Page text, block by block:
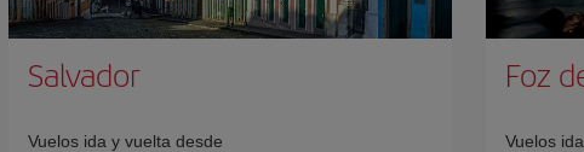
Salvador
Vuelos ida y vuelta desde
Foz
Vuelos